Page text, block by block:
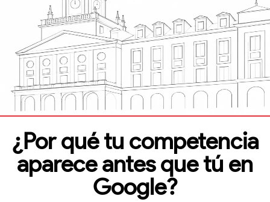
¿Por qué tu competencia
aparece antes que tú en
Google?